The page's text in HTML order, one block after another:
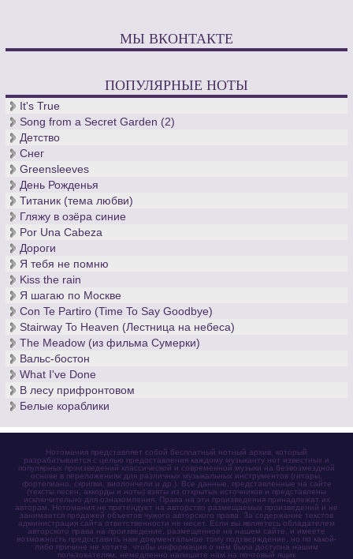
МЫ ВКОНТАКТЕ
ПОПУЛЯРНЫЕ НОТЫ
It's True
Song from a Secret Garden (2)
Детство
Снег
Greensleeves
День Рожденья
Титаник (тема любви)
Гляжу в озёра синие
Por Una Cabeza
Дороги
Я тебя не помню
Kiss the rain
Я шагаю по Москве
Con Te Partiro (Time To Say Goodbye)
Stairway To Heaven (Лестница на небеса)
The Meadow (из фильма Сумерки)
Вальс-бостон
What I've Done
В лесу прифронтовом
Белые кораблики
Нотомания представляет собой бесплатный нотный архив, который
разрабатывается с целью предоставления каждому музыканту нот известных и
популярных произведений классической и современной музыки на безвозмездной
основе в переложениях для различных музыкальных инструментов (гитары,
фортепиано, скрипки, виолончели и др.). Все данные, представленные на сайте
(тексты песен, аккорды и ноты) взяты из открытых источников и представлены
исключительно для ознакомления. Права на эти произведения принадлежат их
авторам. Нотомания не претендует на авторство размещаемых произведений и не
занимается продажей объектов чужого авторского права. За содержание текстов
администрация сайта ответственности не несет. Если вы являетесь обладателем
авторского права на произведение, размещенное на нашем сайте, и имеете
возможность предоставить нам документальное тому подтверждение, но по какой-
либо причине не хотите, чтобы информация о нём была доступна нашим
пользователям, немедленно напишите нам на почтовый ящик